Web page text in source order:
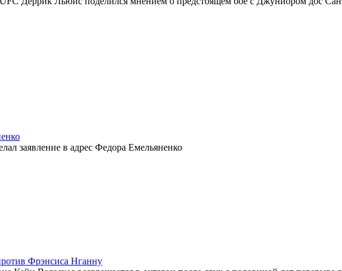
заявление в адрес Федора Емельяненко
Фрэнсиса Нганну